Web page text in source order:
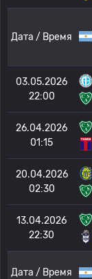
Дата / Время
03.05.2026
22:00
26.04.2026
01:15
20.04.2026
02:30
13.04.2026
22:30
Дата / Время